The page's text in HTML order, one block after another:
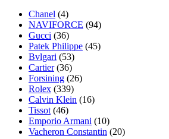
Chanel (4)
NAVIFORCE (94)
Gucci (36)
Patek Philippe (45)
Bvlgari (53)
Cartier (36)
Forsining (26)
Rolex (339)
Calvin Klein (16)
Tissot (46)
Emporio Armani (10)
Vacheron Constantin (20)